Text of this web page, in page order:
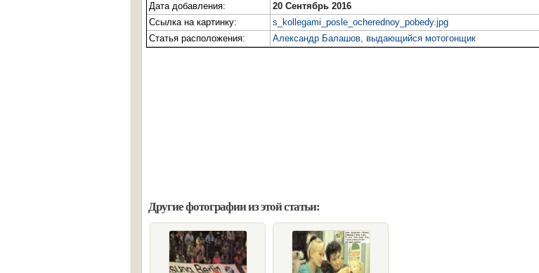
Дата добавления:
20 Сентябрь 2016
Ссылка на картинку:
s_kollegami_posle_ocherednoy_pobedy.jpg
Статья расположения:
Александр Балашов, выдающийся мотогонщик
Другие фотографии из этой статьи: